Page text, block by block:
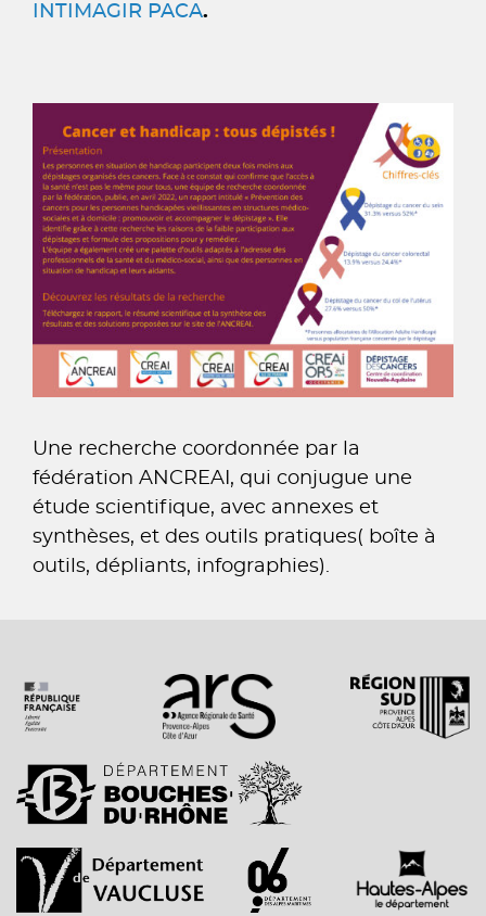
INTIMAGIR PACA.
Une recherche coordonnée par la
fédération ANCREAI, qui conjugue une
étude scientifique, avec annexes et
synthèses, et des outils pratiques( boîte à
outils, dépliants, infographies).